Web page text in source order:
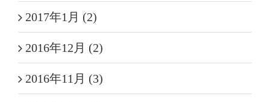
2017年1月 (2)
2016年12月 (2)
2016年11月 (3)